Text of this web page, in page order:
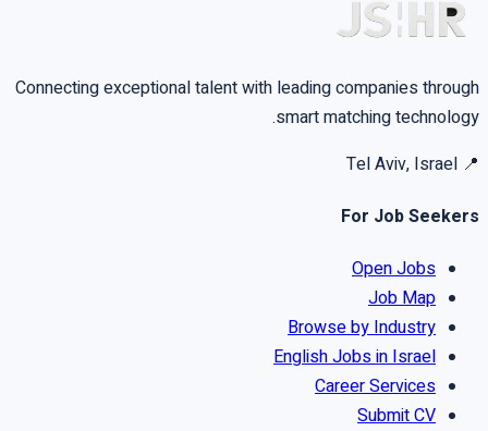
Connecting exceptional talent with leading companies through
smart matching technology.
📍
Tel Aviv, Israel
For Job Seekers
Open Jobs
Job Map
Browse by Industry
English Jobs in Israel
Career Services
Submit CV